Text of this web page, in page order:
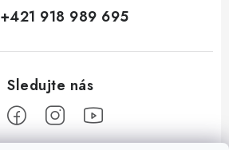
+421 918 989 695